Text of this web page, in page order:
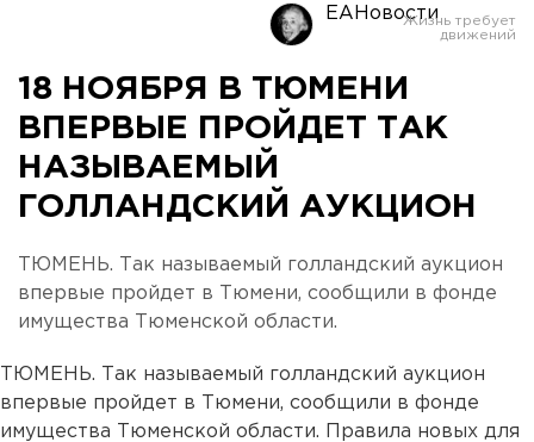
ЕАНовости
18 НОЯБРЯ В ТЮМЕНИ
ВПЕРВЫЕ ПРОЙДЕТ ТАК
НАЗЫВАЕМЫЙ
ГОЛЛАНДСКИЙ АУКЦИОН
ТЮМЕНЬ. Так называемый голландский аукцион
впервые пройдет в Тюмени, сообщили в фонде
имущества Тюменской области.
ТЮМЕНЬ. Так называемый голландский аукцион
впервые пройдет в Тюмени, сообщили в фонде
имущества Тюменской области. Правила новых для